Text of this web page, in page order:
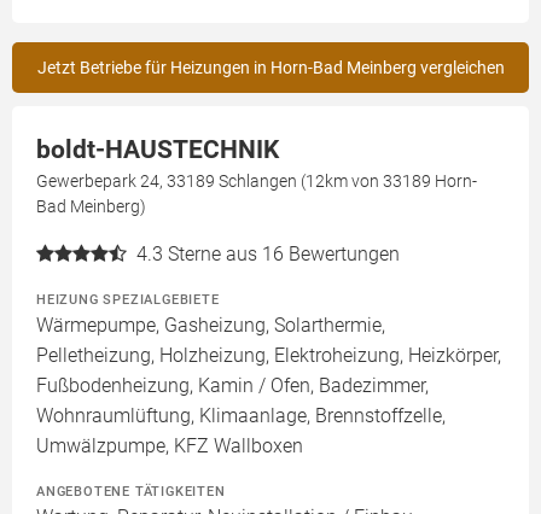
Jetzt Betriebe für Heizungen in Horn-Bad Meinberg vergleichen
boldt-HAUSTECHNIK
Gewerbepark 24, 33189 Schlangen (12km von 33189 Horn-
Bad Meinberg)
4.3 Sterne aus 16 Bewertungen
HEIZUNG SPEZIALGEBIETE
Wärmepumpe, Gasheizung, Solarthermie,
Pelletheizung, Holzheizung, Elektroheizung, Heizkörper,
Fußbodenheizung, Kamin / Ofen, Badezimmer,
Wohnraumlüftung, Klimaanlage, Brennstoffzelle,
Umwälzpumpe, KFZ Wallboxen
ANGEBOTENE TÄTIGKEITEN